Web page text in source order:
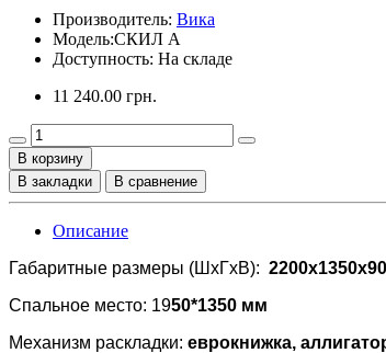
Производитель: Вика
Модель:СКИЛ А
Доступность: На складе
11 240.00 грн.
В корзину
В закладки
В сравнение
Описание
Габаритные размеры (ШхГхВ):
Спальное место: 1950*1350 мм
Механизм раскладки: еврокнижка,